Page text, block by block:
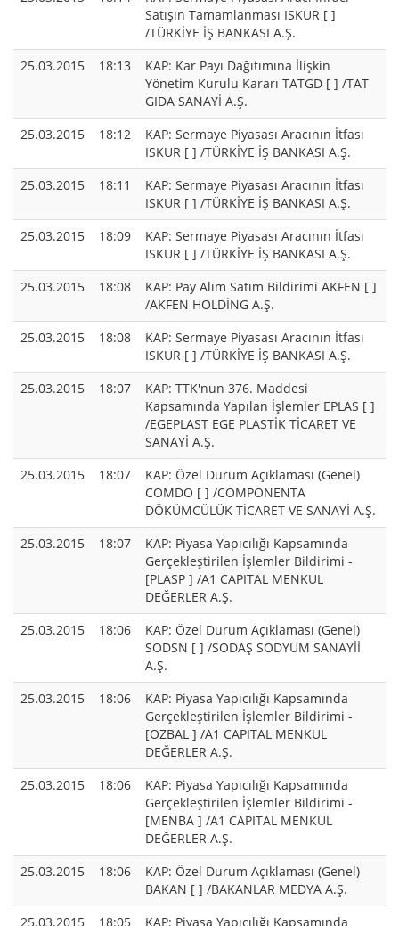
Satışın Tamamlanması ISKUR [ ]
/TÜRKİYE İŞ BANKASI A.Ş.
25.03.2015
18:13
KAP: Kar Payı Dağıtımına İlişkin
Yönetim Kurulu Kararı TATGD [ ] /TAT
GIDA SANAYİ A.Ş.
25.03.2015
18:12
KAP: Sermaye Piyasası Aracının İtfası
ISKUR [ ] /TÜRKİYE İŞ BANKASI A.Ş.
25.03.2015
18:11
KAP: Sermaye Piyasası Aracının İtfası
ISKUR [ ] /TÜRKİYE İŞ BANKASI A.Ş.
25.03.2015
18:09
KAP: Sermaye Piyasası Aracının İtfası
ISKUR [ ] /TÜRKİYE İŞ BANKASI A.Ş.
25.03.2015
18:08
KAP: Pay Alım Satım Bildirimi AKFEN [ ]
/AKFEN HOLDİNG A.Ş.
25.03.2015
18:08
KAP: Sermaye Piyasası Aracının İtfası
ISKUR [ ] /TÜRKİYE İŞ BANKASI A.Ş.
25.03.2015
18:07
KAP: TTK'nun 376. Maddesi
Kapsamında Yapılan İşlemler EPLAS [ ]
/EGEPLAST EGE PLASTİK TİCARET VE
SANAYİ A.Ş.
25.03.2015
18:07
KAP: Özel Durum Açıklaması (Genel)
COMDO [ ] /COMPONENTA
DÖKÜMCÜLÜK TİCARET VE SANAYİ A.Ş.
25.03.2015
18:07
KAP: Piyasa Yapıcılığı Kapsamında
Gerçekleştirilen İşlemler Bildirimi -
[PLASP ] /A1 CAPITAL MENKUL
DEĞERLER A.Ş.
25.03.2015
18:06
KAP: Özel Durum Açıklaması (Genel)
SODSN [ ] /SODAŞ SODYUM SANAYİİ
A.Ş.
25.03.2015
18:06
KAP: Piyasa Yapıcılığı Kapsamında
Gerçekleştirilen İşlemler Bildirimi -
[OZBAL ] /A1 CAPITAL MENKUL
DEĞERLER A.Ş.
25.03.2015
18:06
KAP: Piyasa Yapıcılığı Kapsamında
Gerçekleştirilen İşlemler Bildirimi -
[MENBA ] /A1 CAPITAL MENKUL
DEĞERLER A.Ş.
25.03.2015
18:06
KAP: Özel Durum Açıklaması (Genel)
BAKAN [ ] /BAKANLAR MEDYA A.Ş.
25.03.2015
18:05 KAP: Piyasa Yapıcılığı Kapsamında